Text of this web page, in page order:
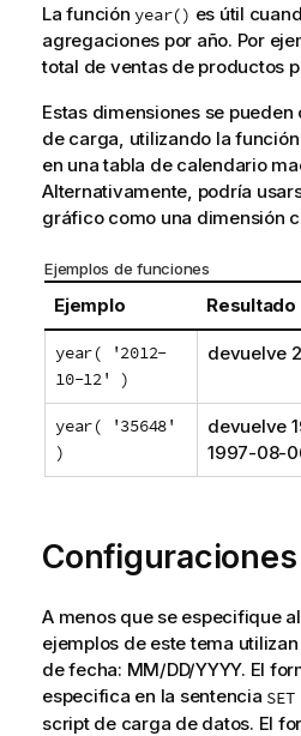
La funciónyear() es útil
agregaciones por año. Por
total de ventas de productos
Estas dimensiones se
de carga, utilizando la
en una tabla de calendario
Alternativamente, podría
gráfico como una dimensión
Ejemplos de funciones
Ejemplo Resultado
year( '2012-
10-12' )
devuelve
year( '35648'
)
devuelve
1997-08-
A menos que se especifique
ejemplos de este tema
de fecha: MM/DD/YYYY. El
especifica en la sentencia
script de carga de datos. El